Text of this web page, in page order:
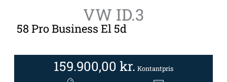
VW ID.3
58 Pro Business El 5d
159.900,00 kr. Kontantpris